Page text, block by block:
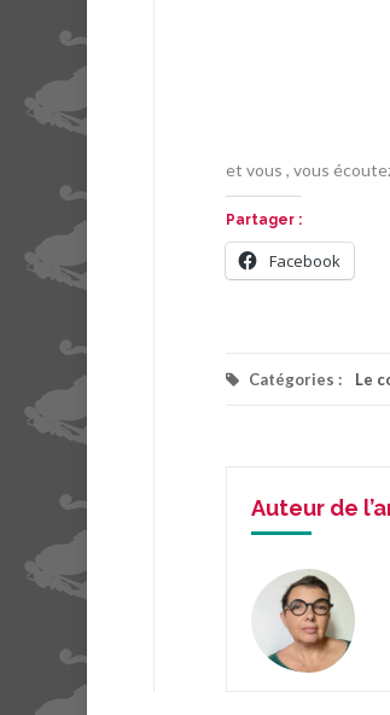
et vous , vous
Partager :
Facebook
Catégories : Le
Auteur de